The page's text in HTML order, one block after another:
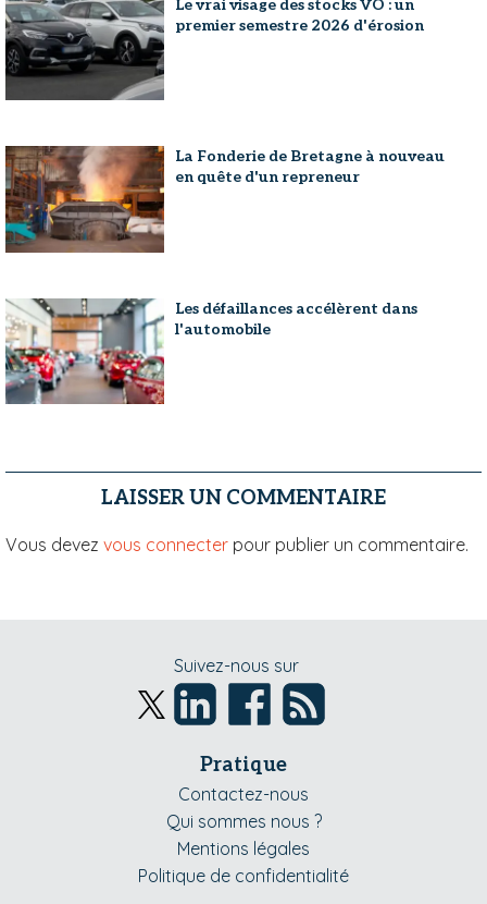
Le vrai visage des stocks VO : un
premier semestre 2026 d'érosion
La Fonderie de Bretagne à nouveau
en quête d'un repreneur
Les défaillances accélèrent dans
l'automobile
LAISSER UN COMMENTAIRE
Vous devez vous connecter pour publier un commentaire.
Suivez-nous sur
Pratique
Contactez-nous
Qui sommes nous ?
Mentions légales
Politique de confidentialité